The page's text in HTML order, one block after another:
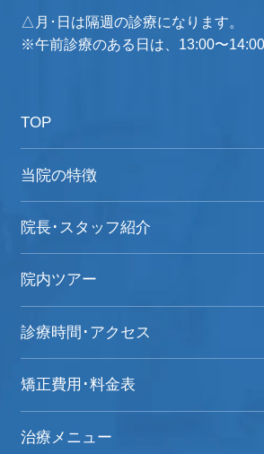
△月･日は隔週の診療になります。
※午前診療のある日は、13:00〜14:00
TOP
当院の特徴
院長･スタッフ紹介
院内ツアー
診療時間･アクセス
矯正費用･料金表
治療メニュー